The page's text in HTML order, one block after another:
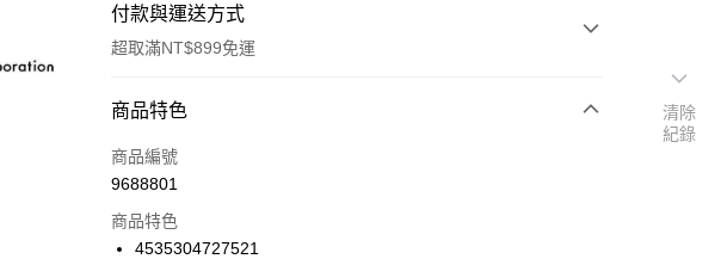
付款與運送方式
超取滿NT$899免運
付款方式
信用卡一次付款
商品特色
商品編號
9688801
商品特色
4535304727521
清除
紀錄